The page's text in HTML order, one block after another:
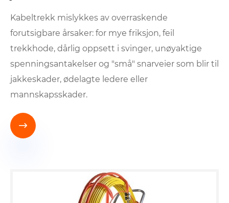
Kabeltrekk mislykkes av overraskende
forutsigbare årsaker: for mye friksjon, feil
trekkhode, dårlig oppsett i svinger, unøyaktige
spenningsantakelser og "små" snarveier som blir til
jakkeskader, ødelagte ledere eller
mannskapsskader.
